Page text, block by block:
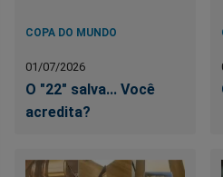
COPA DO MUNDO
01/07/2026
O "22" salva... Você
acredita?